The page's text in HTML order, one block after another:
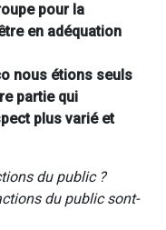
pour la
en adéquation
nous étions seuls
partie qui
plus varié et
du public ?
du public sont-